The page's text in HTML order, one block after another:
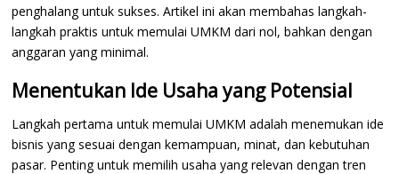
penghalang untuk sukses. Artikel ini akan membahas langkah-
langkah praktis untuk memulai UMKM dari nol, bahkan dengan
anggaran yang minimal.
Menentukan Ide Usaha yang Potensial
Langkah pertama untuk memulai UMKM adalah menemukan ide
bisnis yang sesuai dengan kemampuan, minat, dan kebutuhan
pasar. Penting untuk memilih usaha yang relevan dengan tren